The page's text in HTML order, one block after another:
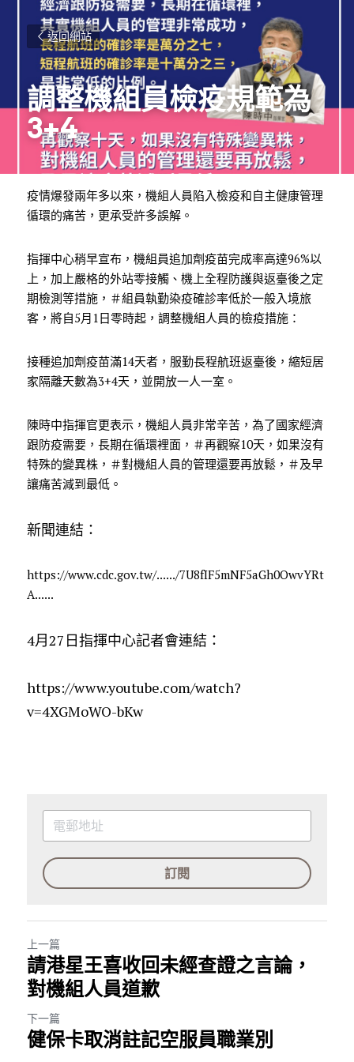
返回網站
調整機組員檢疫規範為
3+4
疫情爆發兩年多以來，機組人員陷入檢疫和自主健康管理
循環的痛苦，更承受許多誤解。
指揮中心稍早宣布，機組員追加劑疫苗完成率高達96%以
上，加上嚴格的外站零接觸、機上全程防護與返臺後之定
期檢測等措施， ＃組員執勤染疫確診率低於一般入境旅
客 ，將自5月1日零時起，調整機組人員的檢疫措施：
接種追加劑疫苗滿14天者，服勤長程航班返臺後，縮短居
家隔離天數為3+4天，並開放一人一室。
陳時中指揮官更表示，機組人員非常辛苦，為了國家經濟
跟防疫需要，長期在循環裡面， ＃再觀察10天 ，如果沒有
特殊的變異株， ＃對機組人員的管理還要再放鬆 ， ＃及早
讓痛苦減到最低 。
新聞連結：
https://www.cdc.gov.tw/....../7U8fIF5mNF5aGh0OwvYRt
A......
4月27日指揮中心記者會連結：
https://www.youtube.com/watch?
v=4XGMoWO-bKw
訂閱
上一篇
請港星王喜收回未經查證之言論，
對機組人員道歉
下一篇
健保卡取消註記空服員職業別